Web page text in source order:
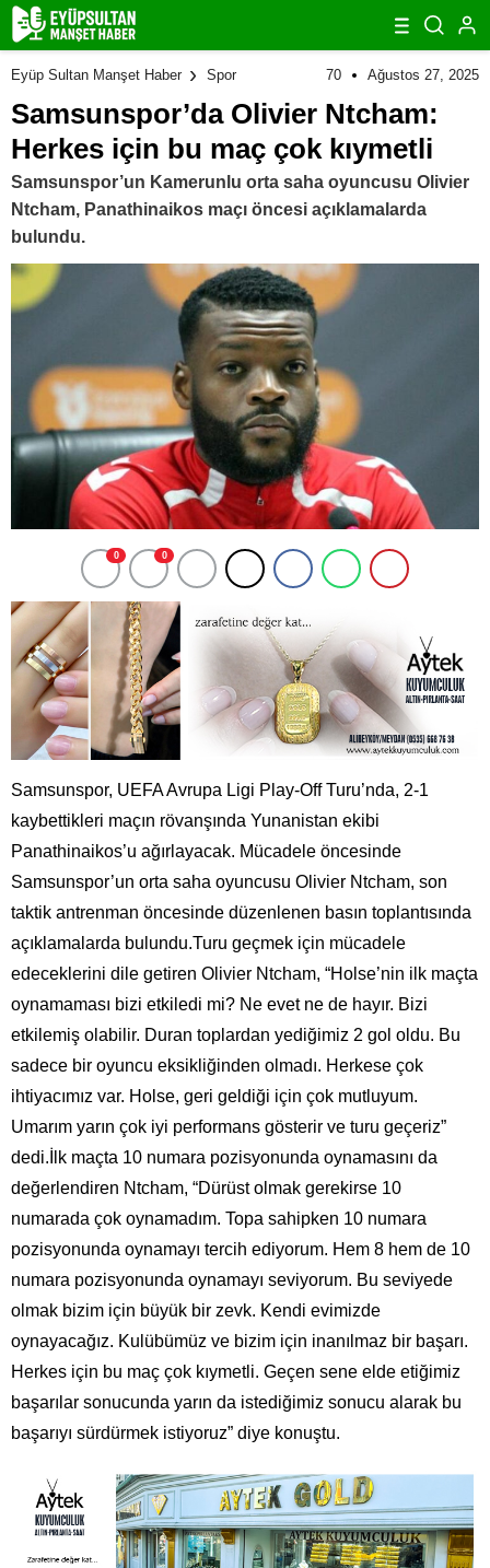
Eyüp Sultan Manşet Haber Spor 70 Ağustos 27, 2025
Samsunspor’da Olivier Ntcham:
Herkes için bu maç çok kıymetli
Samsunspor’un Kamerunlu orta saha oyuncusu Olivier
Ntcham, Panathinaikos maçı öncesi açıklamalarda
bulundu.
0 0
Samsunspor, UEFA Avrupa Ligi Play-Off Turu’nda, 2-1
kaybettikleri maçın rövanşında Yunanistan ekibi
Panathinaikos’u ağırlayacak. Mücadele öncesinde
Samsunspor’un orta saha oyuncusu Olivier Ntcham, son
taktik antrenman öncesinde düzenlenen basın toplantısında
açıklamalarda bulundu.Turu geçmek için mücadele
edeceklerini dile getiren Olivier Ntcham, “Holse’nin ilk maçta
oynamaması bizi etkiledi mi? Ne evet ne de hayır. Bizi
etkilemiş olabilir. Duran toplardan yediğimiz 2 gol oldu. Bu
sadece bir oyuncu eksikliğinden olmadı. Herkese çok
ihtiyacımız var. Holse, geri geldiği için çok mutluyum.
Umarım yarın çok iyi performans gösterir ve turu geçeriz”
dedi.İlk maçta 10 numara pozisyonunda oynamasını da
değerlendiren Ntcham, “Dürüst olmak gerekirse 10
numarada çok oynamadım. Topa sahipken 10 numara
pozisyonunda oynamayı tercih ediyorum. Hem 8 hem de 10
numara pozisyonunda oynamayı seviyorum. Bu seviyede
olmak bizim için büyük bir zevk. Kendi evimizde
oynayacağız. Kulübümüz ve bizim için inanılmaz bir başarı.
Herkes için bu maç çok kıymetli. Geçen sene elde etiğimiz
başarılar sonucunda yarın da istediğimiz sonucu alarak bu
başarıyı sürdürmek istiyoruz” diye konuştu.